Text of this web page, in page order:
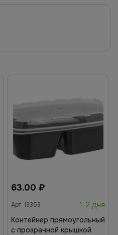
63.00 ₽
Арт. 13353
1-2 дня
Контейнер прямоугольный
с прозрачной крышкой